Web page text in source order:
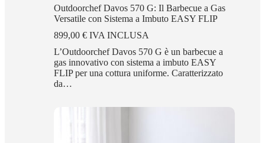
Outdoorchef Davos 570 G: Il Barbecue a Gas
Versatile con Sistema a Imbuto EASY FLIP
899,00 € IVA INCLUSA
L’Outdoorchef Davos 570 G è un barbecue a
gas innovativo con sistema a imbuto EASY
FLIP per una cottura uniforme. Caratterizzato
da…